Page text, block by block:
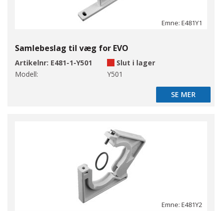
Emne: E481Y1
Samlebeslag til væg for EVO
Artikelnr: E481-1-Y501
Slut i lager
Modell:
Y501
SE MER
SE MER
Emne: E481Y2